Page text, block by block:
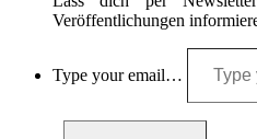
Veröffentlichungen
Type your email…